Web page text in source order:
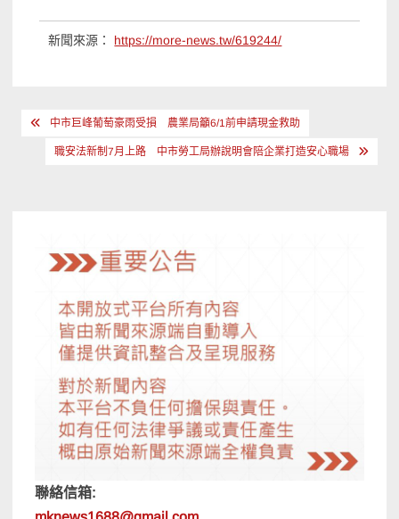
新聞來源： https://more-news.tw/619244/
文 中市巨峰葡萄豪雨受損 農業局籲6/1前申請現金救助
職安法新制7月上路 中市勞工局辦說明會陪企業打造安心職場
聯絡信箱: